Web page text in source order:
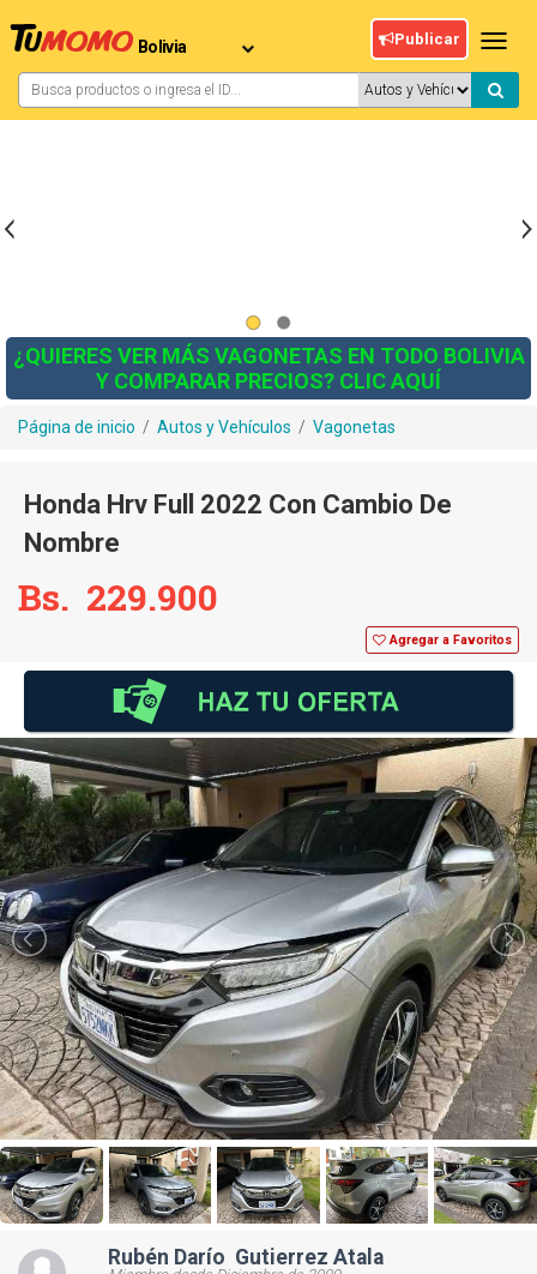
Publicar
¿QUIERES VER MÁS VAGONETAS EN TODO BOLIVIA
Y COMPARAR PRECIOS? CLIC AQUÍ
Página de inicio / Autos y Vehículos / Vagonetas
Honda Hrv Full 2022 Con Cambio De
Nombre
Bs. 229.900
Agregar a Favoritos
Rubén Darío Gutierrez Atala